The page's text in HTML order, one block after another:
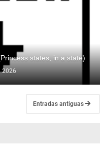
states, in a state)
2026
Entradas antiguas